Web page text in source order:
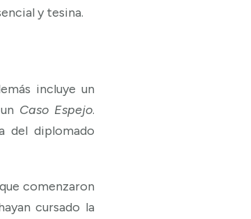
y tesina.
incluye un
Caso Espejo.
del diplomado
comenzaron
cursado la